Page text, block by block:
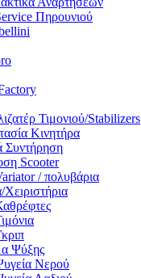
Πηρουνιού
Τιμονιού/Stabilizers
Κινητήρα
Συντήρηση
Scooter
/ πολυβάρια
Χειριστήρια
Ψύξης
Νερού